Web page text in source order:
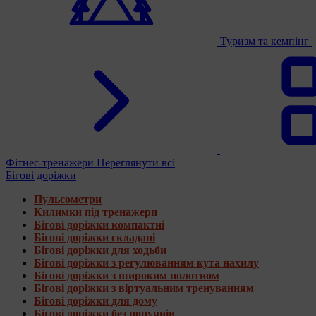
Туризм та кемпінг
Фітнес-тренажери Переглянути всі
Бігові доріжки
Пульсометри
Килимки під тренажери
Бігові доріжки компактні
Бігові доріжки складані
Бігові доріжки для ходьби
Бігові доріжки з регулюванням кута нахилу
Бігові доріжки з широким полотном
Бігові доріжки з віртуальним тренуванням
Бігові доріжки для дому
Бігові доріжки без поручнів